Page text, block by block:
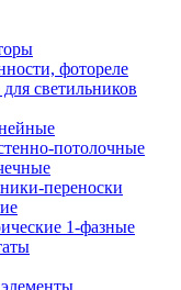
фотореле
светильников
потолочные
переноски
1-фазные